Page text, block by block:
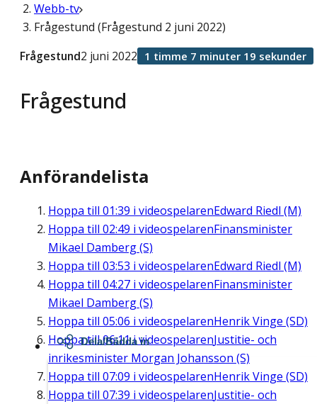
Webb-tv
Frågestund (Frågestund 2 juni 2022)
Frågestund
Frågestund2 juni 2022 1 timme 7 minuter 19 sekunder
Anförandelista
Hoppa till 01:39 i videospelarenEdward Riedl (M)
Hoppa till 02:49 i videospelarenFinansminister
Mikael Damberg (S)
Hoppa till 03:53 i videospelarenEdward Riedl (M)
Hoppa till 04:27 i videospelarenFinansminister
Mikael Damberg (S)
Hoppa till 05:06 i videospelarenHenrik Vinge (SD)
Hoppa till06:11i videospelarenJustitie- och
inrikesminister Morgan Johansson (S)
Hoppa till 07:09 i videospelarenHenrik Vinge (SD)
Hoppa till 07:39 i videospelarenJustitie- och
Dela/Bädda in